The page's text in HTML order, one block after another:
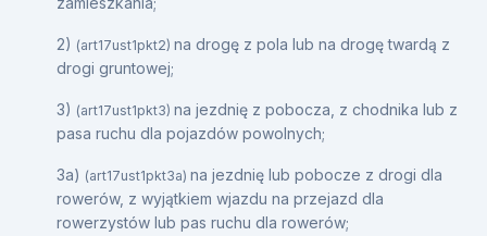
2) (art17ust1pkt2) na drogę z pola lub na drogę twardą z
drogi gruntowej;
3) (art17ust1pkt3) na jezdnię z pobocza, z chodnika lub z
pasa ruchu dla pojazdów powolnych;
3a) (art17ust1pkt3a) na jezdnię lub pobocze z drogi dla
rowerów, z wyjątkiem wjazdu na przejazd dla
rowerzystów lub pas ruchu dla rowerów;